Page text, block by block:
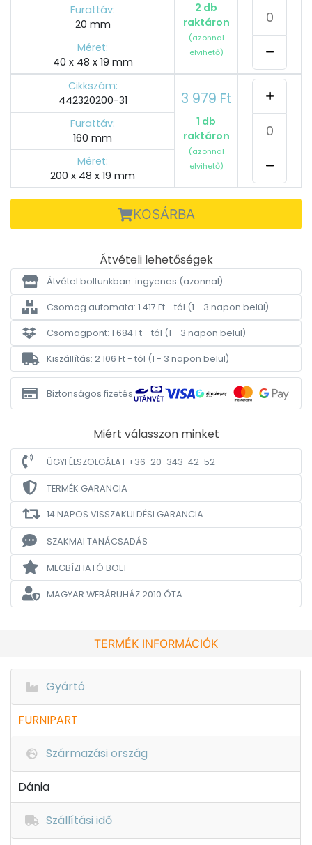
2 db
raktáron
(azonnal
elvihető)
Furattáv:
20 mm
Méret:
40 x 48 x 19 mm
Cikkszám:
442320200-31
3 979 Ft
1 db
raktáron
(azonnal
elvihető)
Furattáv:
160 mm
Méret:
200 x 48 x 19 mm
KOSÁRBA
Átvételi lehetőségek
Átvétel boltunkban: ingyenes (azonnal)
Csomag automata: 1 417 Ft - tól (1 - 3 napon belül)
Csomagpont: 1 684 Ft - tól (1 - 3 napon belül)
Kiszállítás: 2 106 Ft - tól (1 - 3 napon belül)
Biztonságos fizetés
Miért válasszon minket
ÜGYFÉLSZOLGÁLAT +36-20-343-42-52
TERMÉK GARANCIA
14 NAPOS VISSZAKÜLDÉSI GARANCIA
SZAKMAI TANÁCSADÁS
MEGBÍZHATÓ BOLT
MAGYAR WEBÁRUHÁZ2010 ÓTA
TERMÉK INFORMÁCIÓK
Gyártó
FURNIPART
Származási ország
Dánia
Szállítási idő